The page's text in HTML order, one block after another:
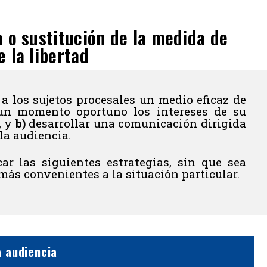
sustitución de la medida de
la libertad
sujetos procesales un medio eficaz de
momento oportuno los intereses de su
yb)desarrollar una comunicación dirigida
audiencia.
las siguientes estrategias, sin que sea
convenientes a la situación particular.